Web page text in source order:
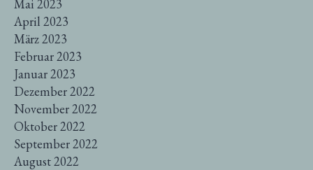
Mai 2023
April 2023
März 2023
Februar 2023
Januar 2023
Dezember 2022
November 2022
Oktober 2022
September 2022
August 2022